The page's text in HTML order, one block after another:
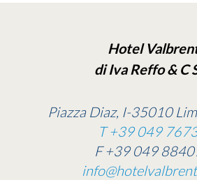
Hotel
di Iva Reffo & C
Piazza Diaz, I-35010
T +39 049
F +39 049